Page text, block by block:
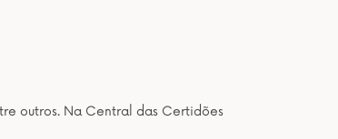
outros. Na Central das Certidões